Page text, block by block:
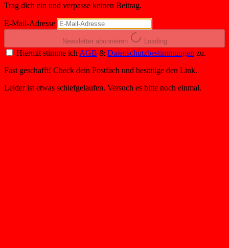
Trag dich ein und verpasse keinen Beitrag.
E-Mail-Adresse
Newsletter abonnieren Loading
Hiermit stimme ich AGB & Datenschutzbestimmungen zu.
Fast geschafft! Check dein Postfach und bestätige den Link.
Leider ist etwas schiefgelaufen. Versuch es bitte noch einmal.